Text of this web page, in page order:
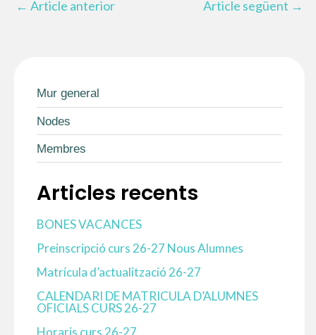
Mur general
Nodes
Membres
Articles recents
BONES VACANCES
Preinscripció curs 26-27 Nous Alumnes
Matrícula d’actualització 26-27
CALENDARI DE MATRICULA D’ALUMNES
OFICIALS CURS 26-27
Horaris curs 26-27
← Article anterior Article següent →